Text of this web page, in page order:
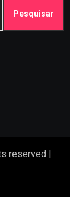
reserved |